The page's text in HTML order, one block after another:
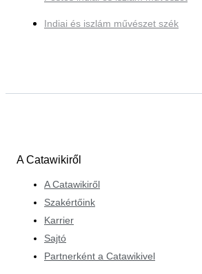
Indiai és iszlám művészet szék
A Catawikiről
A Catawikiről
Szakértőink
Karrier
Sajtó
Partnerként a Catawikivel